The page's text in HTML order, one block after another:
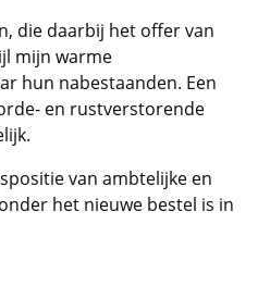
die daarbij het offer van
mijn warme
hun nabestaanden. Een
en rustverstorende
van ambtelijke en
het nieuwe bestel is in